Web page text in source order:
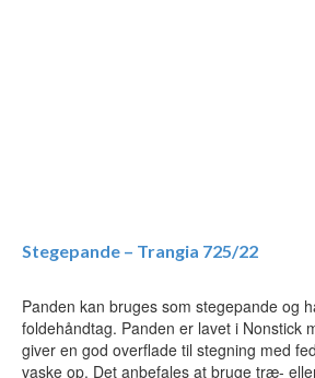
Stegepande – Trangia 725/22
Panden kan bruges som stegepande og
foldehåndtag. Panden er lavet i Nonstick
giver en god overflade til stegning med
vaske op. Det anbefales at bruge træ-